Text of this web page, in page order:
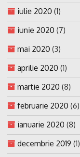
iulie 2020 (1)
iunie 2020 (7)
mai 2020 (3)
aprilie 2020 (1)
martie 2020 (8)
februarie 2020 (6)
ianuarie 2020 (8)
decembrie 2019 (1)